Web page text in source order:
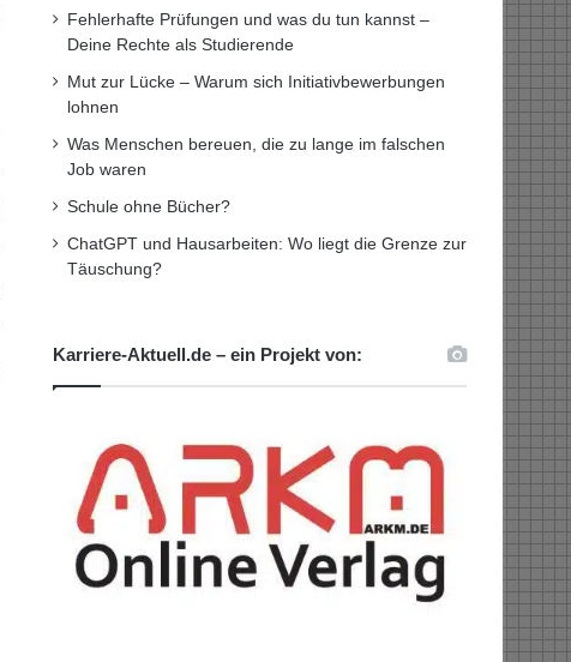
Fehlerhafte Prüfungen und was du tun kannst –
Deine Rechte als Studierende
Mut zur Lücke – Warum sich Initiativbewerbungen
lohnen
Was Menschen bereuen, die zu lange im falschen
Job waren
Schule ohne Bücher?
ChatGPT und Hausarbeiten: Wo liegt die Grenze zur
Täuschung?
Karriere-Aktuell.de – ein Projekt von: